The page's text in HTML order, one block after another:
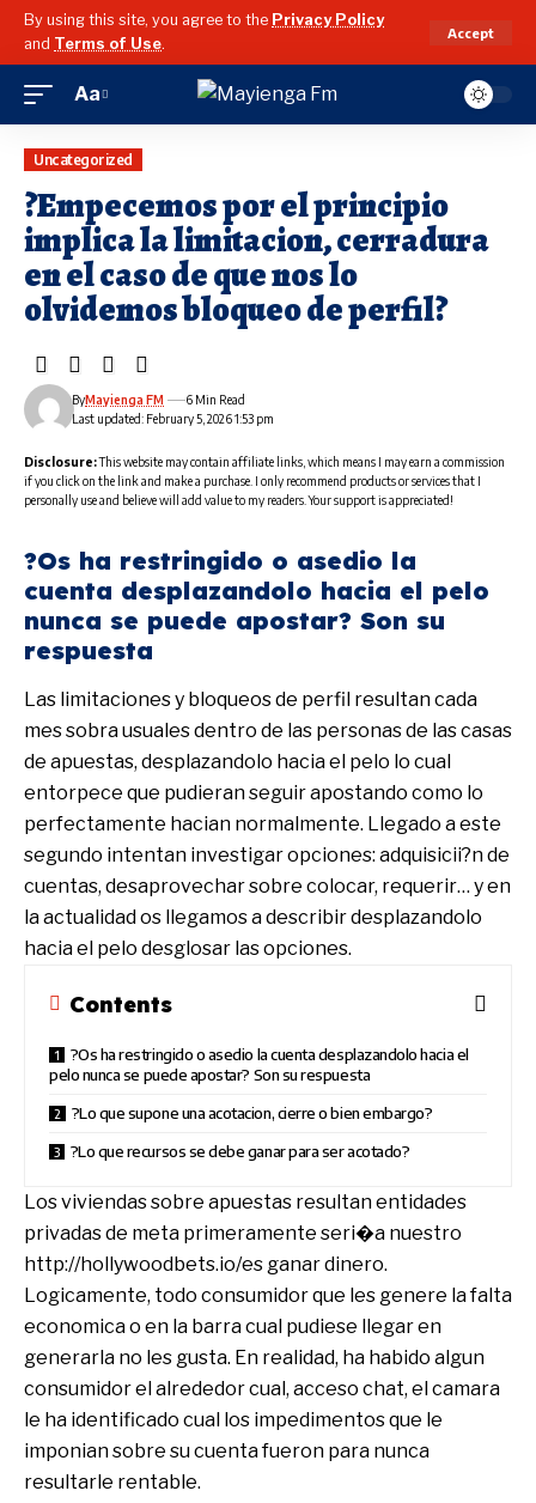
By using this site, you agree to the Privacy Policy
and Terms of Use.
Accept
Aa
Uncategorized
?Empecemos por el principio
implica la limitacion, cerradura
en el caso de que nos lo
olvidemos bloqueo de perfil?
Last updated: February 5, 2026 1:53 pm
ByMayienga FM 6 Min Read
Disclosure:This website may contain affiliate links, which means I may earn a commission
if you click on the link and make a purchase. I only recommend products or services that I
personally use and believe will add value to my readers. Your support is appreciated!
?Os ha restringido o asedio la
cuenta desplazandolo hacia el pelo
nunca se puede apostar? Son su
respuesta
Las limitaciones y bloqueos de perfil resultan cada
mes sobra usuales dentro de las personas de las casas
de apuestas, desplazandolo hacia el pelo lo cual
entorpece que pudieran seguir apostando como lo
perfectamente hacian normalmente. Llegado a este
segundo intentan investigar opciones: adquisicii?n de
cuentas, desaprovechar sobre colocar, requerir… y en
la actualidad os llegamos a describir desplazandolo
hacia el pelo desglosar las opciones.
Contents
?Os ha restringido o asedio la cuenta desplazandolo hacia el
pelo nunca se puede apostar? Son su respuesta
?Lo que supone una acotacion, cierre o bien embargo?
?Lo que recursos se debe ganar para ser acotado?
Los viviendas sobre apuestas resultan entidades
privadas de meta primeramente seri�a nuestro
http://hollywoodbets.io/es ganar dinero.
Logicamente, todo consumidor que les genere la falta
economica o en la barra cual pudiese llegar en
generarla no les gusta. En realidad, ha habido algun
consumidor el alrededor cual, acceso chat, el camara
le ha identificado cual los impedimentos que le
imponian sobre su cuenta fueron para nunca
resultarle rentable.